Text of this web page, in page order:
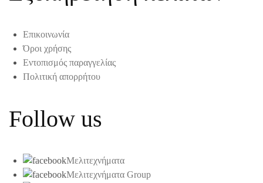
Επικοινωνία
Όροι χρήσης
Εντοπισμός παραγγελίας
Πολιτική απορρήτου
Follow us
Μελιτεχνήματα
Μελιτεχνήματα Group